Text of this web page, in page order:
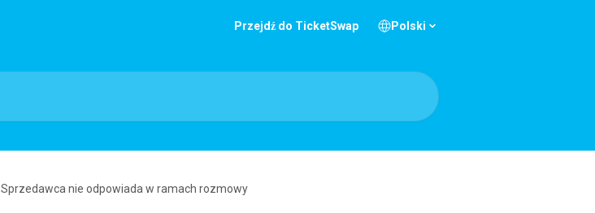
Przejdź do TicketSwap Polski
Sprzedawca nie odpowiada w ramach rozmowy